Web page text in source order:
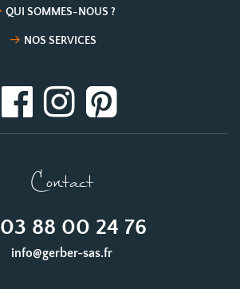
QUI SOMMES-NOUS ?
NOS SERVICES
Contact
03 88 00 24 76
info@gerber-sas.fr